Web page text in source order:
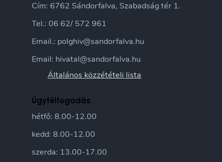
Cím: 6762 Sándorfalva, Szabadság tér 1.
Tel.: 06 62/ 572 961
Email.: polghiv@sandorfalva.hu
Email: hivatal@sandorfalva.hu
Általános közzétételi lista
Ügyfélfogadás
hétfő: 8.00-12.00
kedd: 8.00-12.00
szerda: 13.00-17.00